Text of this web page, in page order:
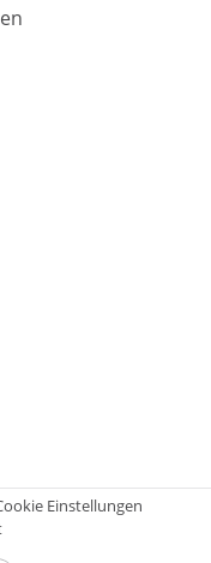
Einstellungen